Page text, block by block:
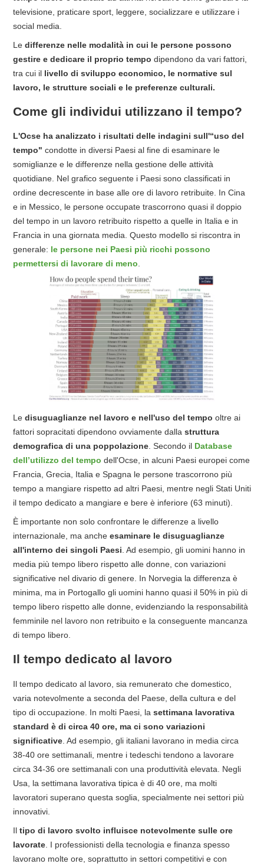
televisione, praticare sport, leggere, socializzare e utilizzare i
social media.
Le differenze nelle modalità in cui le persone possono
gestire e dedicare il proprio tempo dipendono da vari fattori,
tra cui il livello di sviluppo economico, le normative sul
lavoro, le strutture sociali e le preferenze culturali.
Come gli individui utilizzano il tempo?
L'Ocse ha analizzato i risultati delle indagini sull'“uso del
tempo" condotte in diversi Paesi al fine di esaminare le
somiglianze e le differenze nella gestione delle attività
quotidiane. Nel grafico seguente i Paesi sono classificati in
ordine decrescente in base alle ore di lavoro retribuite. In Cina
e in Messico, le persone occupate trascorrono quasi il doppio
del tempo in un lavoro retribuito rispetto a quelle in Italia e in
Francia in una giornata media. Questo modello si riscontra in
generale: le persone nei Paesi più ricchi possono
permettersi di lavorare di meno.
Le disuguaglianze nel lavoro e nell'uso del tempo oltre ai
fattori sopracitati dipendono ovviamente dalla struttura
demografica di una poppolazione . Secondo il Database
dell’utilizzo del tempo dell'Ocse, in alcuni Paesi europei come
Francia, Grecia, Italia e Spagna le persone trascorrono più
tempo a mangiare rispetto ad altri Paesi, mentre negli Stati Uniti
il tempo dedicato a mangiare e bere è inferiore (63 minuti).
È importante non solo confrontare le differenze a livello
internazionale, ma anche esaminare le disuguaglianze
all'interno dei singoli Paesi . Ad esempio, gli uomini hanno in
media più tempo libero rispetto alle donne, con variazioni
significative nel divario di genere. In Norvegia la differenza è
minima, ma in Portogallo gli uomini hanno quasi il 50% in più di
tempo libero rispetto alle donne, evidenziando la responsabilità
femminile nel lavoro non retribuito e la conseguente mancanza
di tempo libero.
Il tempo dedicato al lavoro
Il tempo dedicato al lavoro, sia remunerato che domestico,
varia notevolmente a seconda del Paese, della cultura e del
tipo di occupazione. In molti Paesi, la settimana lavorativa
standard è di circa 40 ore, ma ci sono variazioni
significative . Ad esempio, gli italiani lavorano in media circa
38-40 ore settimanali, mentre i tedeschi tendono a lavorare
circa 34-36 ore settimanali con una produttività elevata. Negli
Usa, la settimana lavorativa tipica è di 40 ore, ma molti
lavoratori superano questa soglia, specialmente nei settori più
innovativi.
Il tipo di lavoro svolto influisce notevolmente sulle ore
lavorate . I professionisti della tecnologia e finanza spesso
lavorano molte ore, soprattutto in settori competitivi e con